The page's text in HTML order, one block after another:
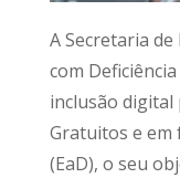
A Secretaria
com
inclusão digital
Gratuitos e em
(EaD), o seu